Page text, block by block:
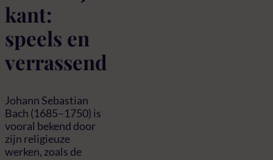
kant:
speels en
verrassend
Johann Sebastian
Bach (1685–1750) is
vooral bekend door
zijn religieuze
werken, zoals de